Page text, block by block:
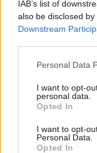
IAB’s list of
also be disclosed
Downstream
Please note that
not limited to your
grant or deny
use your data for
consent section.
Personal Data
I want to opt-
personal data.
Opted In
I want to opt-
Personal Data.
Opted In
stanovanjskega
S terase
storilecukradel
Vir: PU Celje